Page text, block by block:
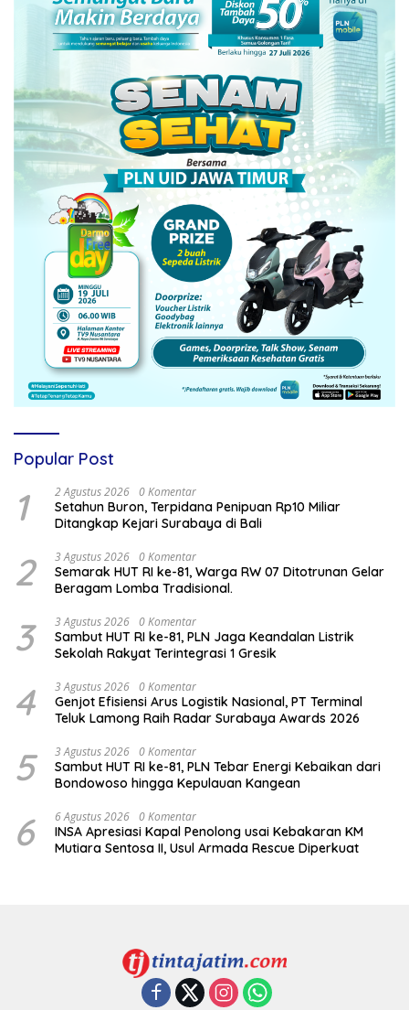
Popular Post
1 2 Agustus 2026 0 Komentar
Setahun Buron, Terpidana Penipuan Rp10 Miliar
Ditangkap Kejari Surabaya di Bali
2 3 Agustus 2026 0 Komentar
Semarak HUT RI ke-81, Warga RW 07 Ditotrunan Gelar
Beragam Lomba Tradisional.
3 3 Agustus 2026 0 Komentar
Sambut HUT RI ke-81, PLN Jaga Keandalan Listrik
Sekolah Rakyat Terintegrasi 1 Gresik
4 3 Agustus 2026 0 Komentar
Genjot Efisiensi Arus Logistik Nasional, PT Terminal
Teluk Lamong Raih Radar Surabaya Awards 2026
5 3 Agustus 2026 0 Komentar
Sambut HUT RI ke-81, PLN Tebar Energi Kebaikan dari
Bondowoso hingga Kepulauan Kangean
6 6 Agustus 2026 0 Komentar
INSA Apresiasi Kapal Penolong usai Kebakaran KM
Mutiara Sentosa II, Usul Armada Rescue Diperkuat